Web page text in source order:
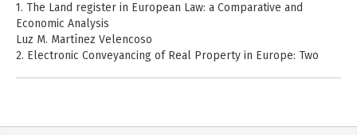
1. The Land register in European Law: a Comparative and
Economic Analysis
Luz M. Martínez Velencoso
2. Electronic Conveyancing of Real Property in Europe: Two